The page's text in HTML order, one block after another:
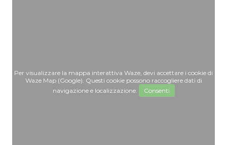
Per visualizzare la mappa interattiva Waze, devi accettare i cookie di
Waze Map (Google). Questi cookie possono raccogliere dati di
navigazione e localizzazione.
Consenti